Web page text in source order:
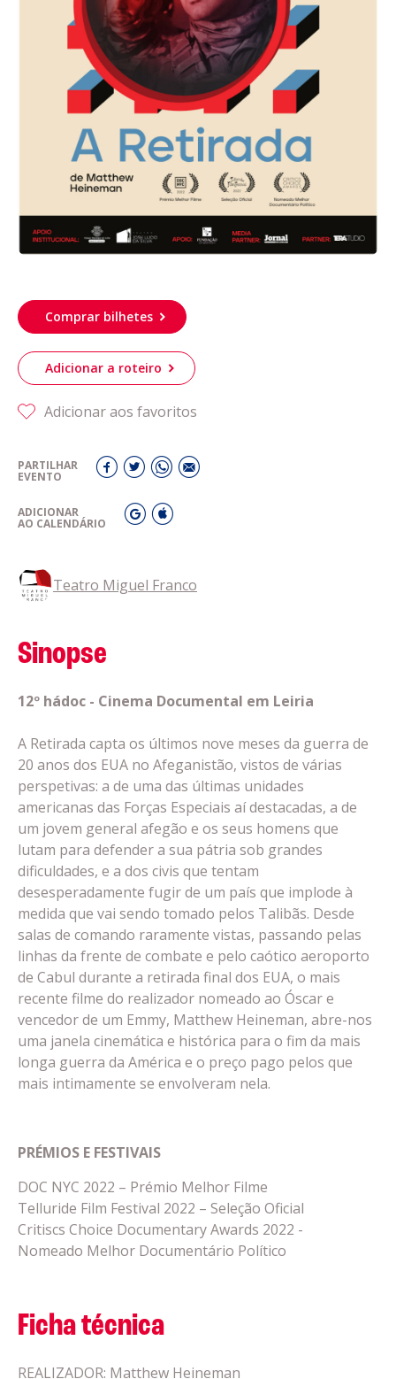
Comprar bilhetes
Adicionar a roteiro
Adicionar aos favoritos
PARTILHAR
EVENTO
ADICIONAR
AO CALENDÁRIO
Teatro Miguel Franco
Sinopse
12º hádoc - Cinema Documental em Leiria
A Retirada capta os últimos nove meses da guerra de
20 anos dos EUA no Afeganistão, vistos de várias
perspetivas: a de uma das últimas unidades
americanas das Forças Especiais aí destacadas, a de
um jovem general afegão e os seus homens que
lutam para defender a sua pátria sob grandes
dificuldades, e a dos civis que tentam
desesperadamente fugir de um país que implode à
medida que vai sendo tomado pelos Talibãs. Desde
salas de comando raramente vistas, passando pelas
linhas da frente de combate e pelo caótico aeroporto
de Cabul durante a retirada final dos EUA, o mais
recente filme do realizador nomeado ao Óscar e
vencedor de um Emmy, Matthew Heineman, abre-nos
uma janela cinemática e histórica para o fim da mais
longa guerra da América e o preço pago pelos que
mais intimamente se envolveram nela.
PRÉMIOS E FESTIVAIS
DOC NYC 2022 – Prémio Melhor Filme
Telluride Film Festival 2022 – Seleção Oficial
Critiscs Choice Documentary Awards 2022 -
Nomeado Melhor Documentário Político
Ficha técnica
REALIZADOR: Matthew Heineman